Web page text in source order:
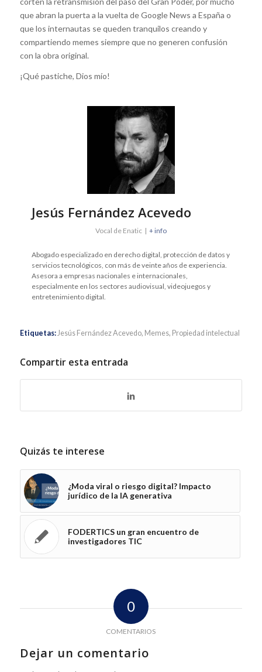
que abran la puerta a la vuelta de Google News a España o
que los internautas se queden tranquilos creando y
compartiendo memes siempre que no generen confusión
con la obra original.
¡Qué pastiche, Dios mío!
Jesús Fernández Acevedo
Vocal de Enatic | + info
Abogado especializado en derecho digital, protección de datos y
servicios tecnológicos, con más de veinte años de experiencia.
Asesora a empresas nacionales e internacionales,
especialmente en los sectores audiovisual, videojuegos y
entretenimiento digital.
Etiquetas: Jesús Fernández Acevedo, Memes, Propiedad intelectual
Compartir esta entrada
Quizás te interese
¿Moda viral o riesgo digital? Impacto
jurídico de la IA generativa
FODERTICS un gran encuentro de
investigadores TIC
0
COMENTARIOS
Dejar un comentario